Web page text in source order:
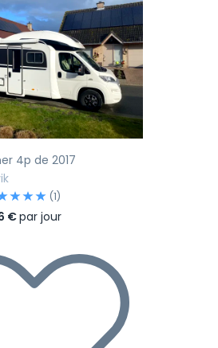
Suivant
4p de 2017
(1)
€par jour